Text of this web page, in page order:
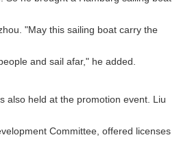
"May this sailing boat carry the
and sail afar," he added.
also held at the promotion event. Liu
Committee, offered licenses